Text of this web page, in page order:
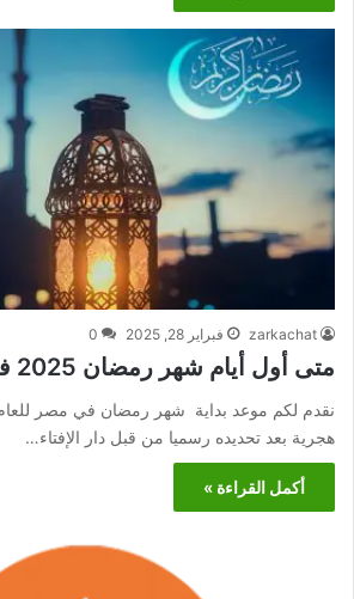
zarkachat فبراير 28, 2025 0
متى أول أيام شهر رمضان 2025 في مصر؟
هجرية بعد تحديده رسميا من قبل دار الإفتاء…
أكمل القراءة »